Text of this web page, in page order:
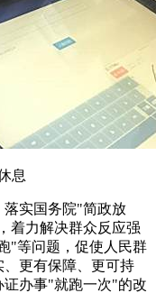
息
落实国务院"简政放
着力解决群众反应强
"等问题，促使人民群
更有保障、更可持
办事"就跑一次"的改